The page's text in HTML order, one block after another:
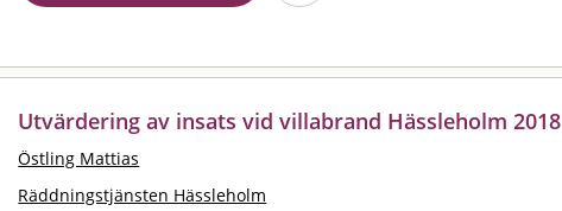
Utvärdering av insats vid villabrand Hässleholm 2018
Östling Mattias
Räddningstjänsten Hässleholm